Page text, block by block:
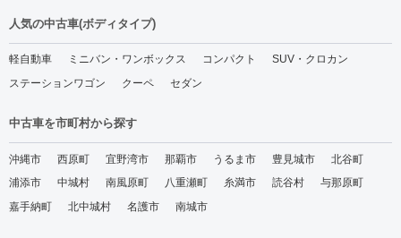
人気の中古車(ボディタイプ)
軽自動車 ミニバン・ワンボックス コンパクト
SUV・クロカン
ステーションワゴン
クーペ セダン
中古車を市町村から探す
沖縄市 西原町 宜野湾市 那覇市 うるま市 豊見城市
北谷町
浦添市
中城村 南風原町 八重瀬町 糸満市 読谷村
与那原町
嘉手納町
北中城村 名護市 南城市